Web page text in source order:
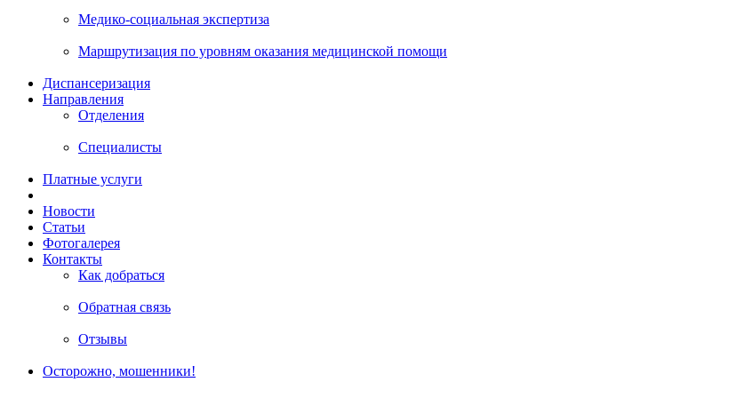
Медико-социальная экспертиза
Маршрутизация по уровням оказания медицинской помощи
Диспансеризация
Направления
Отделения
Специалисты
Платные услуги
Новости
Статьи
Фотогалерея
Контакты
Как добраться
Обратная связь
Отзывы
Осторожно, мошенники!